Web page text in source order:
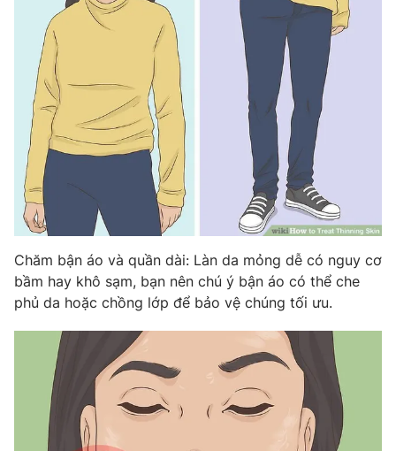
Chăm bận áo và quần dài: Làn da mỏng dễ có nguy cơ
bầm hay khô sạm, bạn nên chú ý bận áo có thể che
phủ da hoặc chồng lớp để bảo vệ chúng tối ưu.